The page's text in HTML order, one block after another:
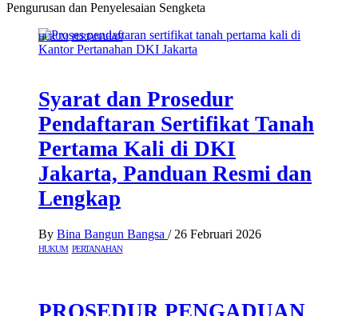
Pengurusan dan Penyelesaian Sengketa
HUKUM PERTANAHAN
Syarat dan Prosedur
Pendaftaran Sertifikat Tanah
Pertama Kali di DKI
Jakarta, Panduan Resmi dan
Lengkap
By Bina Bangun Bangsa / 26 Februari 2026
HUKUM PERTANAHAN